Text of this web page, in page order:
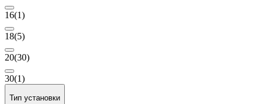
16(1)
18(5)
20(30)
30(1)
Тип установки